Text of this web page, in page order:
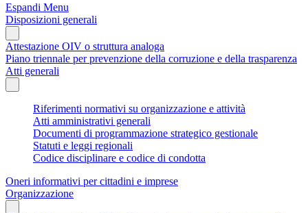
Espandi Menu
Disposizioni generali
Attestazione OIV o struttura analoga
Piano triennale per prevenzione della corruzione e della trasparenza
Atti generali
Riferimenti normativi su organizzazione e attività
Atti amministrativi generali
Documenti di programmazione strategico gestionale
Statuti e leggi regionali
Codice disciplinare e codice di condotta
Oneri informativi per cittadini e imprese
Organizzazione